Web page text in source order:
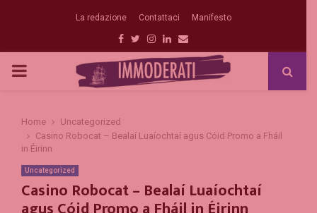
La redazione Contattaci Manifesto
Facebook
Twitter
Instagram
Linkedin
Email
PRIMARY
Home
Uncategorized
Casino Robocat – Bealaí Luaíochtaí agus Cóid Promo a Fháil
in Éirinn
Uncategorized
Casino Robocat – Bealaí Luaíochtaí